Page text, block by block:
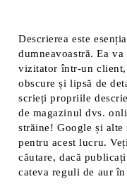
Descrierea este
dumneavoastră. Ea
vizitator într-un
obscure și lipsă de
scrieți propriile
de magazinul dvs.
străine! Google și alte
pentru acest lucru.
căutare, dacă
cateva reguli de aur